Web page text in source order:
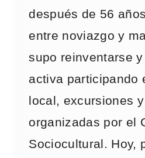
después de 56
entre noviazgo y
supo reinventarse
activa participando
local, excursiones
organizadas por el
Sociocultural. Hoy,